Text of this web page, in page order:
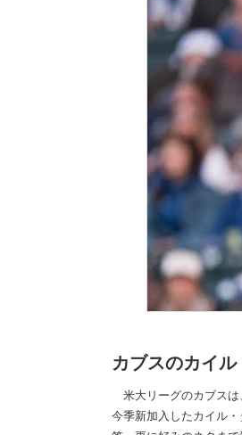
カブスのカイ
米大リーグのカブスは
今季新加入したカイル